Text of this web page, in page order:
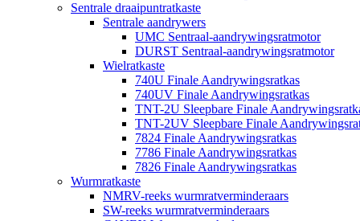
Sentrale draaipuntratkaste
Sentrale aandrywers
UMC Sentraal-aandrywingsratmotor
DURST Sentraal-aandrywingsratmotor
Wielratkaste
740U Finale Aandrywingsratkas
740UV Finale Aandrywingsratkas
TNT-2U Sleepbare Finale
TNT-2UV Sleepbare Finale
7824 Finale Aandrywingsratkas
7786 Finale Aandrywingsratkas
7826 Finale Aandrywingsratkas
Wurmratkaste
NMRV-reeks wurmratverminderaars
SW-reeks wurmratverminderaars